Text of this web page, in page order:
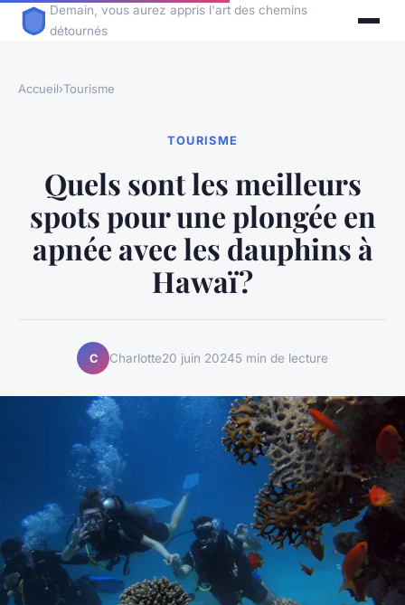
Demain, vous aurez appris l'art des chemins
détournés
Accueil›Tourisme
TOURISME
Quels sont les meilleurs
spots pour une plongée en
apnée avec les dauphins à
Hawaï?
C Charlotte20 juin 20245 min de lecture